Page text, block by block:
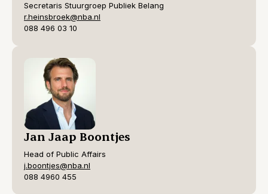
Secretaris Stuurgroep Publiek Belang
r.heinsbroek@nba.nl
088 496 03 10
Jan Jaap Boontjes
Head of Public Affairs
j.boontjes@nba.nl
088 4960 455